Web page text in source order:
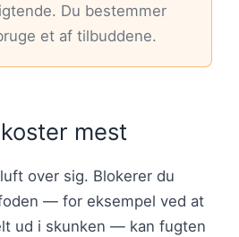
Du bestemmer
et af tilbuddene.
mest
over sig. Blokerer du
— for eksempel ved at
ud i skunken — kan fugten